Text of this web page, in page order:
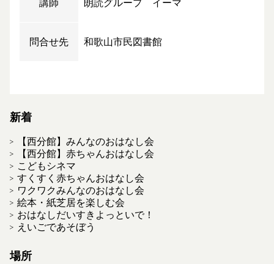
問合せ先 和歌山市民図書館
新着
【西分館】みんなのおはなし会
【西分館】赤ちゃんおはなし会
こどもシネマ
すくすく赤ちゃんおはなし会
ワクワクみんなのおはなし会
絵本・紙芝居を楽しむ会
おはなしだいすきよっといで！
えいごであそぼう
場所